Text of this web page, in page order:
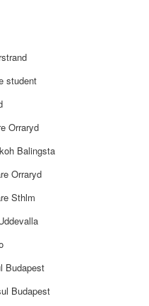
student
Orraryd
Balingsta
Orraryd
Sthlm
Budapest
Budapest